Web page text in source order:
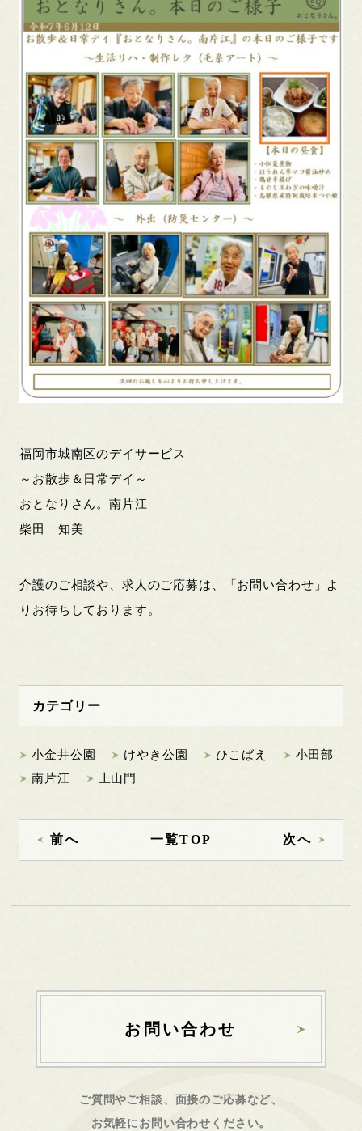
福岡市城南区のデイサービス
～お散歩＆日常デイ～
おとなりさん。南片江
柴田 知美
介護のご相談や、求人のご応募は、「お問い合わせ」よ
りお待ちしております。
カテゴリー
小金井公園 けやき公園 ひこばえ
小田部
南片江
上山門
前へ 一覧TOP 次へ
お問い合わせ
ご質問やご相談、面接のご応募など、
お気軽にお問い合わせください。